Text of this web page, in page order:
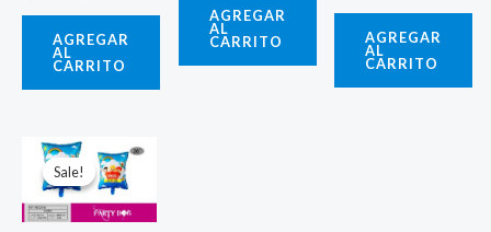
AGREGAR
AL
CARRITO
AGREGAR
AL
CARRITO AGREGAR
AL
CARRITO
Sale!
Sale!
El
precio
original
era:
El